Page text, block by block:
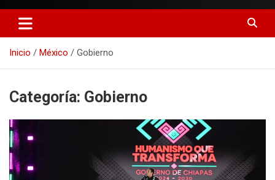
Politica Neta
Inicio México Gobierno
Categoría: Gobierno